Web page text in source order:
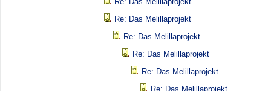
Re: Das Melillaprojekt
Re: Das Melillaprojekt
Re: Das Melillaprojekt
Re: Das Melillaprojekt
Re: Das Melillaprojekt